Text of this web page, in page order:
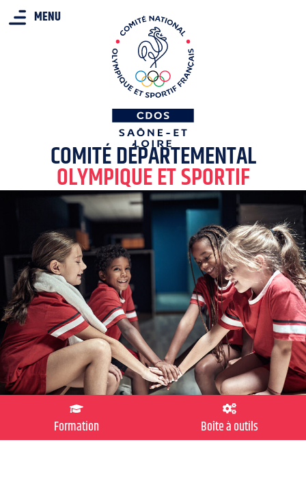
MENU
COMITÉ DÉPARTEMENTAL
OLYMPIQUE ET SPORTIF
Formation Boîte à outils